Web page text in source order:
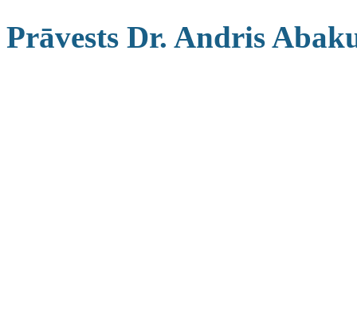
Prāvests Dr. Andris